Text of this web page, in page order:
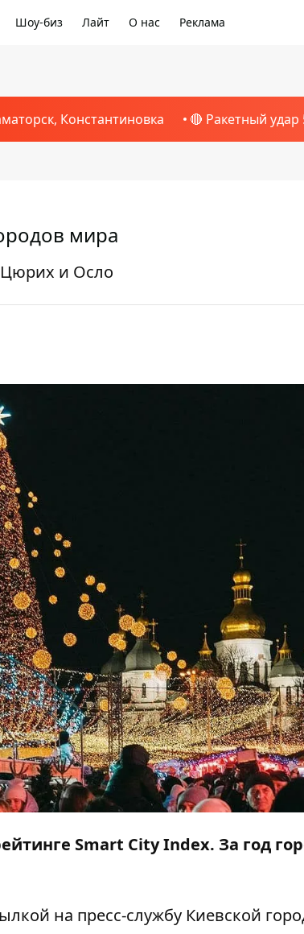
Шоу-биз Лайт О нас Реклама
Константиновка 🔴 Ракетный удар
мира
Цюрих и Осло
Smart City Index. За год
на пресс-службу Киевской